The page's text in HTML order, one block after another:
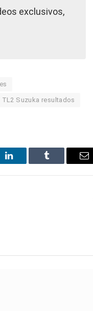
exclusivos,
TL2 Suzuka resultados
LinkedIn Tumblr
E-